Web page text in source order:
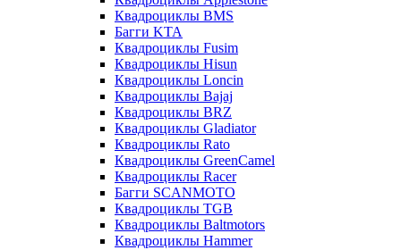
Квадроциклы BMS
Багги KTA
Квадроциклы Fusim
Квадроциклы Hisun
Квадроциклы Loncin
Квадроциклы Bajaj
Квадроциклы BRZ
Квадроциклы Gladiator
Квадроциклы Rato
Квадроциклы GreenCamel
Квадроциклы Racer
Багги SCANMOTO
Квадроциклы TGB
Квадроциклы Baltmotors
Квадроциклы Hammer